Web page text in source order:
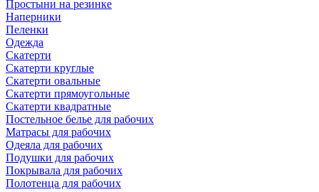
Простыни на резинке
Наперники
Пеленки
Одежда
Скатерти
Скатерти круглые
Скатерти овальные
Скатерти прямоугольные
Скатерти квадратные
Постельное белье для рабочих
Матрасы для рабочих
Одеяла для рабочих
Подушки для рабочих
Покрывала для рабочих
Полотенца для рабочих